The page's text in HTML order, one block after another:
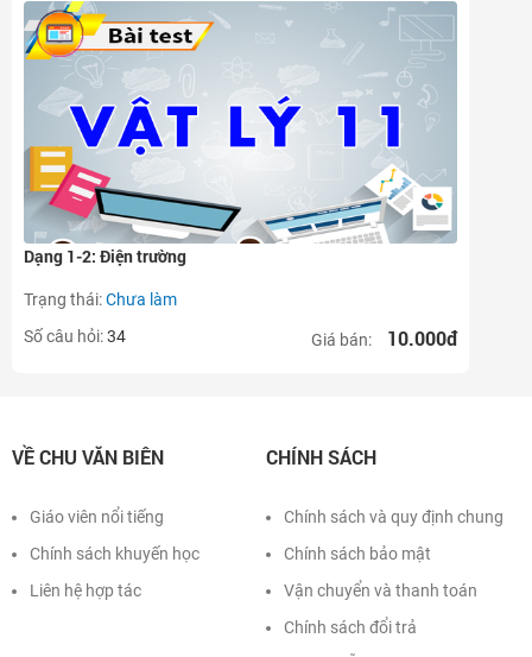
Dạng 1-2: Điện trường
Trạng thái:Chưa làm
Số câu hỏi:34 Giá bán: 10.000đ
VỀ CHU VĂN BIÊN
Giáo viên nổi tiếng
Chính sách khuyến học
Liên hệ hợp tác
CHÍNH SÁCH
Chính sách và quy định chung
Chính sách bảo mật
Vận chuyển và thanh toán
Chính sách đổi trả